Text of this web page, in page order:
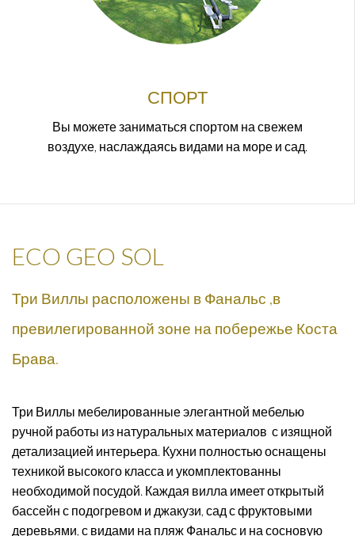
СПОРТ
Вы можете заниматься спортом на свежем
воздухе, наслаждаясь видами на море и сад.
ECO GEO SOL
Три Виллы расположены в Фанальс ,в
превилегированной зоне на побережье Коста
Брава.
Три Виллы мебелированные элегантной мебелью
ручной работы из натуральных материалов с изящной
детализацией интерьера. Кухни полностью оснащены
техникой высокого класса и укомплектованны
необходимой посудой. Каждая вилла имеет открытый
бассейн с подогревом и джакузи, сад с фруктовыми
деревьями, с видами на пляж Фанальс и на сосновую